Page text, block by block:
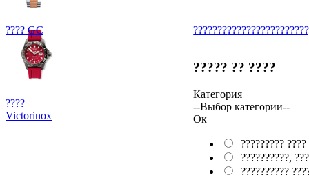
???? GC
????
Victorinox
??????????????
????? ?? ????
Категория
--Выбор категории--
Ок
????????? ????
??????????,
??????????